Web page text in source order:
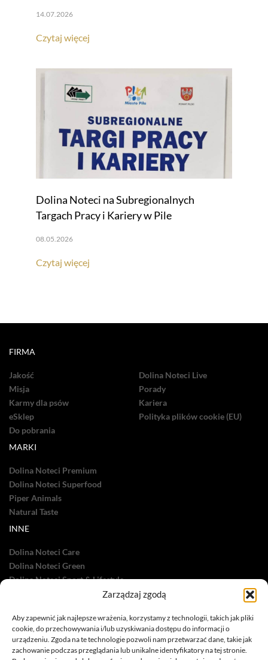
Zarządzaj zgodą
Aby zapewnić jak najlepsze wrażenia, korzystamy z technologii, takich jak pliki
cookie, do przechowywania i/lub uzyskiwania dostępu do informacji o
urządzeniu. Zgoda na te technologie pozwoli nam przetwarzać dane, takie jak
zachowanie podczas przeglądania lub unikalne identyfikatory na tej stronie.
14.07.2026
Czytaj więcej
Dolina Noteci na Subregionalnych
Targach Pracy i Kariery w Pile
08.05.2026
Czytaj więcej
FIRMA
Jakość
Misja
Karmy dla psów
eSklep
Do pobrania
Dolina Noteci Live
Porady
Kariera
Polityka plików cookie (EU)
MARKI
Dolina Noteci Premium
Dolina Noteci Superfood
Piper Animals
Natural Taste
INNE
Dolina Noteci Care
Dolina Noteci Green
Dolina Noteci Sport & Lifestyle